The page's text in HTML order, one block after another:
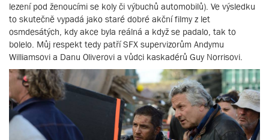
lezení pod ženoucími se koly či výbuchů automobilů). Ve výsledku
to skutečně vypadá jako staré dobré akční filmy z let
osmdesátých, kdy akce byla reálná a když se padalo, tak to
bolelo. Můj respekt tedy patří SFX supervizorům Andymu
Williamsovi a Danu Oliverovi a vůdci kaskadérů Guy Norrisovi.